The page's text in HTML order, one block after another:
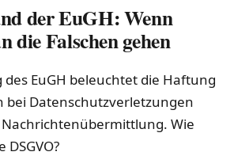
der EuGH: Wenn
die Falschen gehen
des EuGH beleuchtet die Haftung
Datenschutzverletzungen
Wie